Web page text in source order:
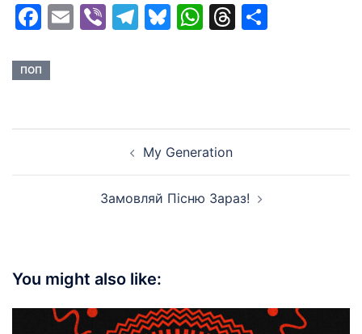
Facebook
EmailViberTelegram
Bluesky
WhatsApp
Threads
ПОП
My Generation
Замовляй Пiсню Зараз!
You might also like: